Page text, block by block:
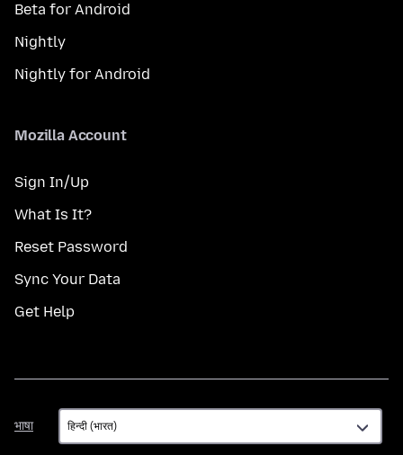
Beta for Android
Nightly
Nightly for Android
Mozilla Account
Sign In/Up
What Is It?
Reset Password
Sync Your Data
Get Help
भाषा
भाषा